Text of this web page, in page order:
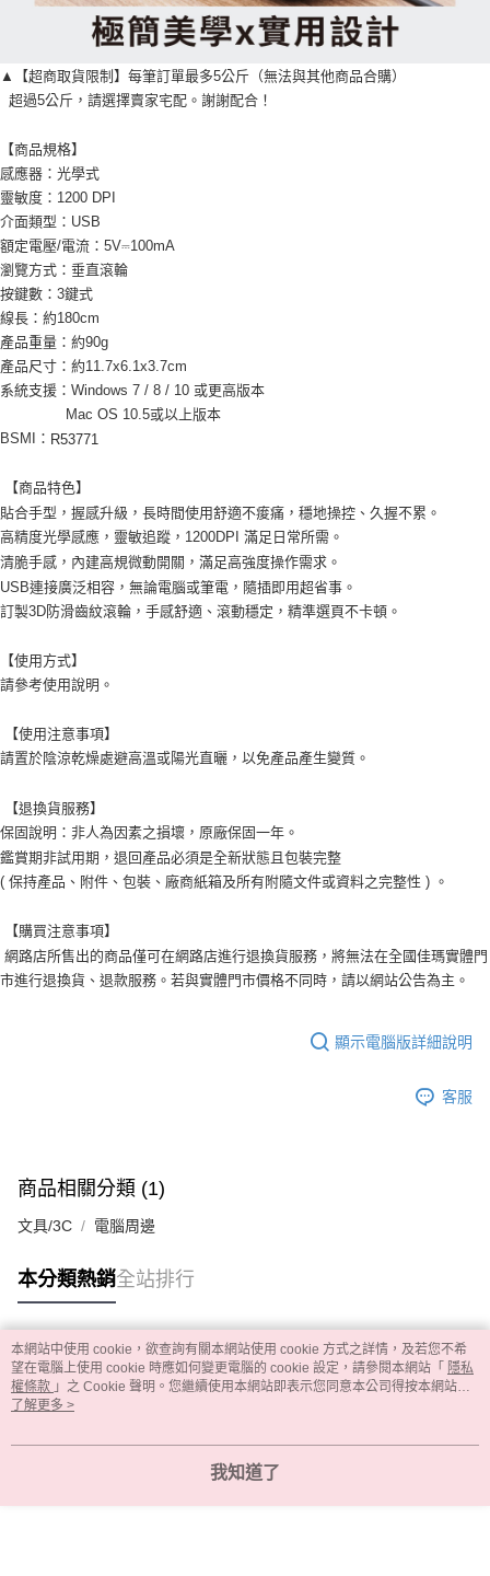
▲【超商取貨限制】每筆訂單最多5公斤（無法與其他商品合購）
超過5公斤，請選擇賣家宅配。謝謝配合！
【商品規格】
感應器：光學式
靈敏度：1200 DPI
介面類型：USB
額定電壓/電流：5V⎓100mA
瀏覽方式：垂直滾輪
按鍵數：3鍵式
線長：約180cm
產品重量：約90g
產品尺寸：約11.7x6.1x3.7cm
系統支援：Windows 7 / 8 / 10 或更高版本
Mac OS 10.5或以上版本
BSMI： R53771
【商品特色】
貼合手型，握感升級，長時間使用舒適不痠痛，穩地操控、久握不累。
高精度光學感應，靈敏追蹤，1200DPI 滿足日常所需。
清脆手感，內建高規微動開關，滿足高強度操作需求。
USB連接廣泛相容，無論電腦或筆電，隨插即用超省事。
訂製3D防滑齒紋滾輪，手感舒適、滾動穩定，精準選頁不卡頓。
【使用方式】
請參考使用說明。
【使用注意事項】
請置於陰涼乾燥處避高溫或陽光直曬，以免產品產生變質。
【退換貨服務】
保固說明：非人為因素之損壞，原廠保固一年。
鑑賞期非試用期，退回產品必須是全新狀態且包裝完整
( 保持產品、附件、包裝、廠商紙箱及所有附隨文件或資料之完整性 ) 。
【購買注意事項】
網路店所售出的商品僅可在網路店進行退換貨服務，將無法在全國佳瑪實體門
市進行退換貨、退款服務。若與實體門市價格不同時，請以網站公告為主。
顯示電腦版詳細說明
客服
商品相關分類 (1)
文具/3C 電腦周邊
本分類熱銷全站排行
熱門標籤
本網站中使用 cookie，欲查詢有關本網站使用 cookie 方式之詳情，及若您不希
望在電腦上使用 cookie 時應如何變更電腦的 cookie 設定，請參閱本網站「 隱私
權條款 」之 Cookie 聲明。您繼續使用本網站即表示您同意本公司得按本網站使
用條款之 Cookie 聲明使用 cookie。
了解更多 >
我知道了